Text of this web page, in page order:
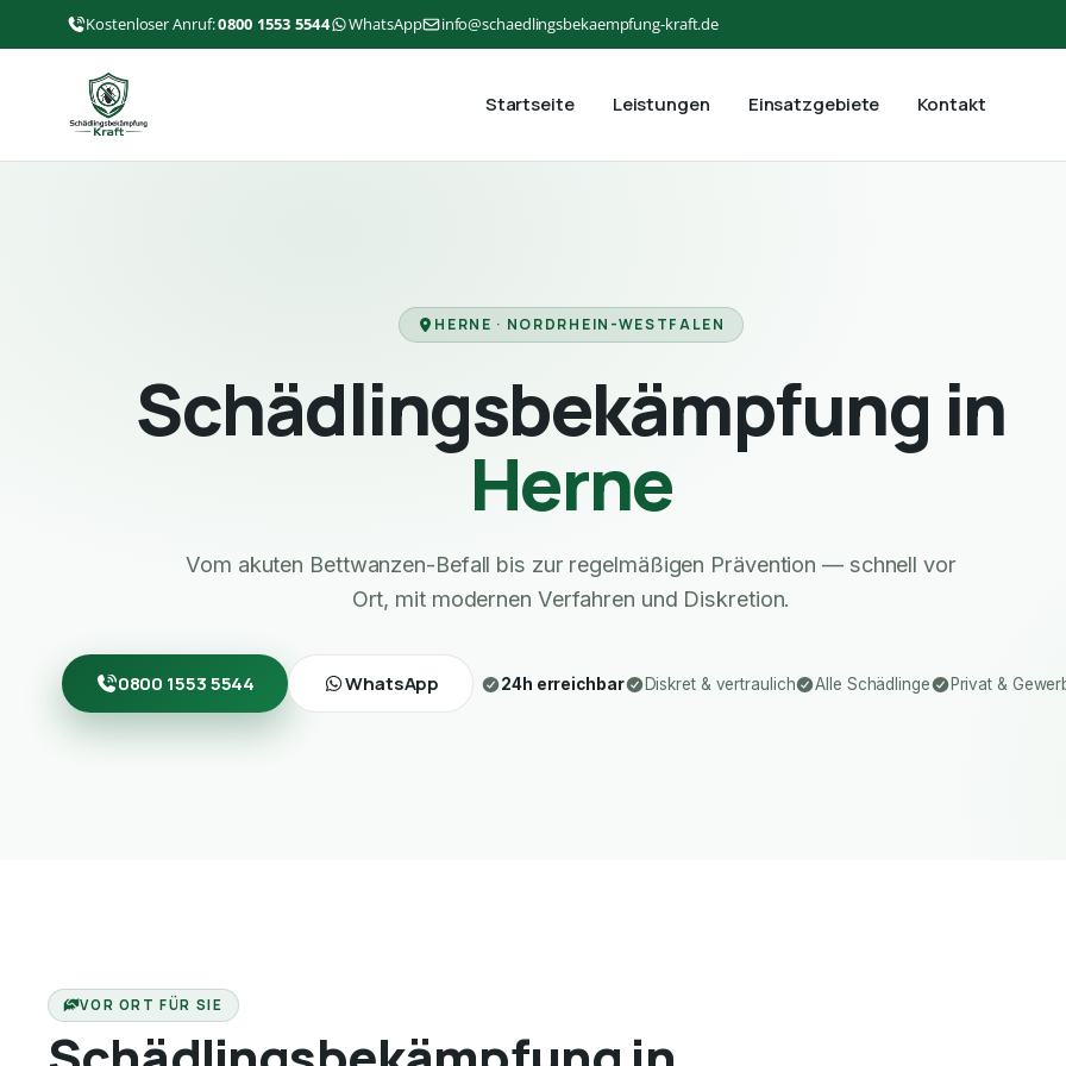
Kostenloser Anruf:0800 1553 5544 WhatsApp info@schaedlingsbekaempfung-kraft.de
Startseite Leistungen Einsatzgebiete Kontakt
HERNE · NORDRHEIN-WESTFALEN
Schädlingsbekämpfung in
Herne
Vom akuten Bettwanzen-Befall bis zur regelmäßigen Prävention — schnell vor
Ort, mit modernen Verfahren und Diskretion.
0800 1553 5544 WhatsApp 24h erreichbar Diskret & vertraulich Alle Schädlinge Privat &
VOR ORT FÜR SIE